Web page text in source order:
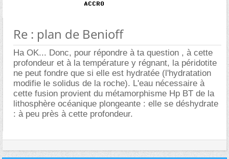
Re : plan de Benioff
Ha OK... Donc, pour répondre à ta question , à cette
profondeur et à la température y régnant, la péridotite
ne peut fondre que si elle est hydratée (l'hydratation
modifie le solidus de la roche). L'eau nécessaire à
cette fusion provient du métamorphisme Hp BT de la
lithosphère océanique plongeante : elle se déshydrate
: à peu près à cette profondeur.